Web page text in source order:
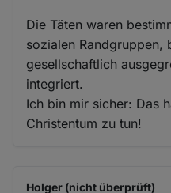
Die Täten waren
sozialen Randgruppen,
gesellschaftlich
integriert.
Ich bin mir sicher: Das
Christentum zu tun!
Holger (nicht überprüft)